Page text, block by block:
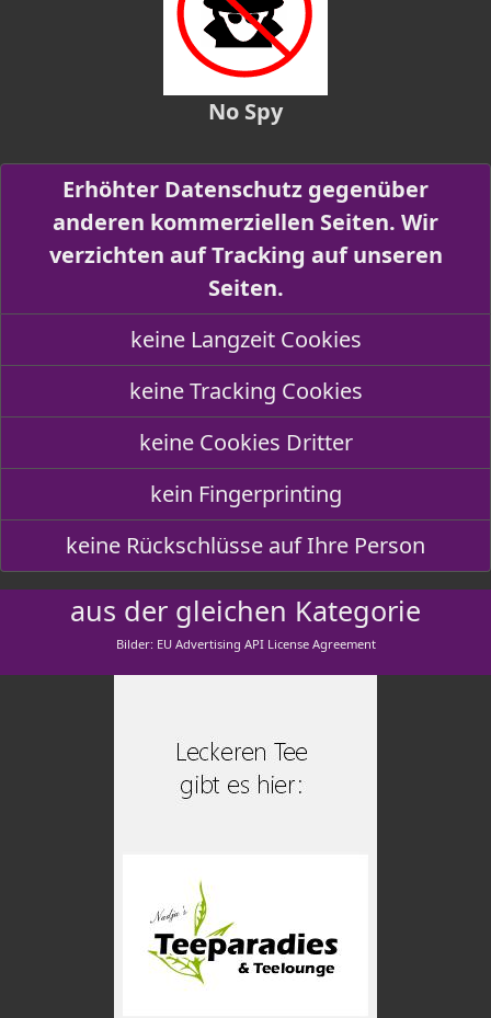
No Spy
Erhöhter Datenschutz gegenüber
anderen kommerziellen Seiten. Wir
verzichten auf Tracking auf unseren
Seiten.
keine Langzeit Cookies
keine Tracking Cookies
keine Cookies Dritter
kein Fingerprinting
keine Rückschlüsse auf Ihre Person
aus der gleichen Kategorie
Bilder: EU Advertising API License Agreement